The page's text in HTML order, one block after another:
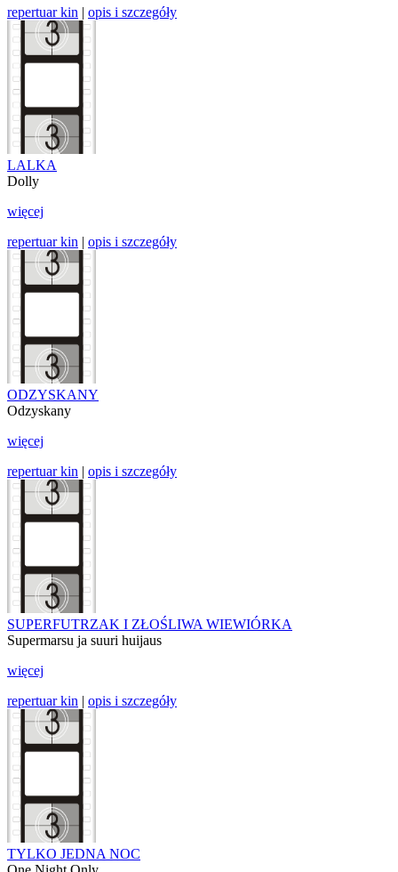
repertuar kin | opis i szczegóły
LALKA
Dolly
więcej
repertuar kin | opis i szczegóły
ODZYSKANY
Odzyskany
więcej
repertuar kin | opis i szczegóły
SUPERFUTRZAK I ZŁOŚLIWA WIEWIÓRKA
Supermarsu ja suuri huijaus
więcej
repertuar kin | opis i szczegóły
TYLKO JEDNA NOC